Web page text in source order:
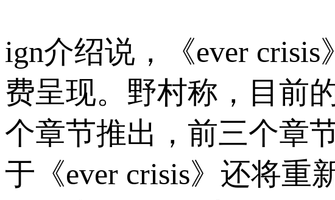
ign介绍说，《ever
费呈现。野村称，目前
个章节推出，前三个章
于《ever crisis》还将重